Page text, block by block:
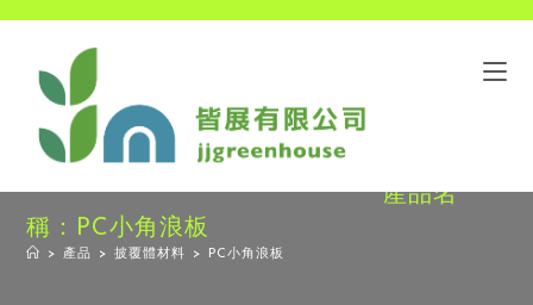
產品名
稱：PC小角浪板
> 產品 > 披覆體材料 > PC小角浪板